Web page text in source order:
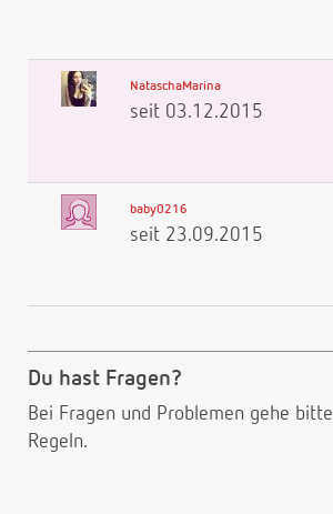
NataschaMarina
seit 03.12.2015
baby0216
seit 23.09.2015
Du hast Fragen?
Bei Fragen und Problemen gehe bitte
Regeln.